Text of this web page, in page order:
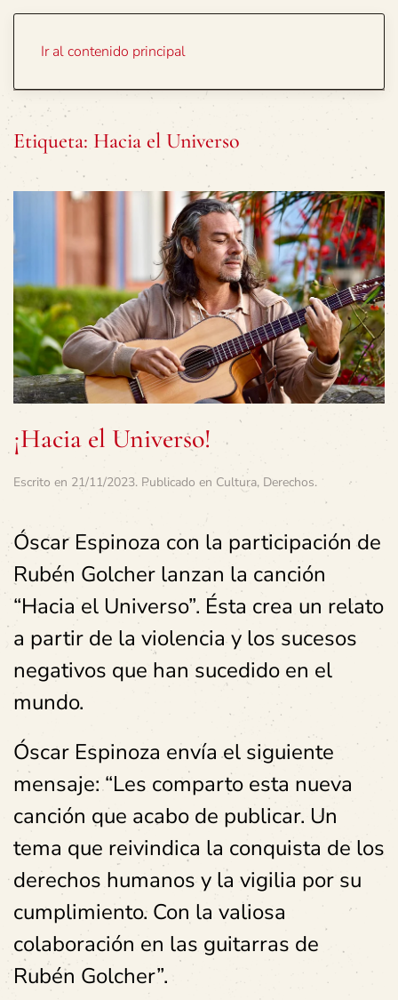
Ir al contenido principal
Etiqueta: Hacia el Universo
¡Hacia el Universo!
Escrito en 21/11/2023. Publicado en Cultura, Derechos.
Óscar Espinoza con la participación de
Rubén Golcher lanzan la canción
“Hacia el Universo”. Ésta crea un relato
a partir de la violencia y los sucesos
negativos que han sucedido en el
mundo.
Óscar Espinoza envía el siguiente
mensaje: “Les comparto esta nueva
canción que acabo de publicar. Un
tema que reivindica la conquista de los
derechos humanos y la vigilia por su
cumplimiento. Con la valiosa
colaboración en las guitarras de
Rubén Golcher”.